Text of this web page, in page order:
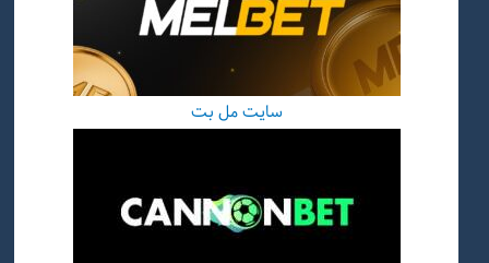
سایت مل بت